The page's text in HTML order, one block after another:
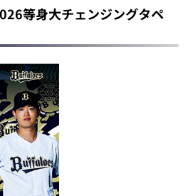
等身大チェンジングタペ